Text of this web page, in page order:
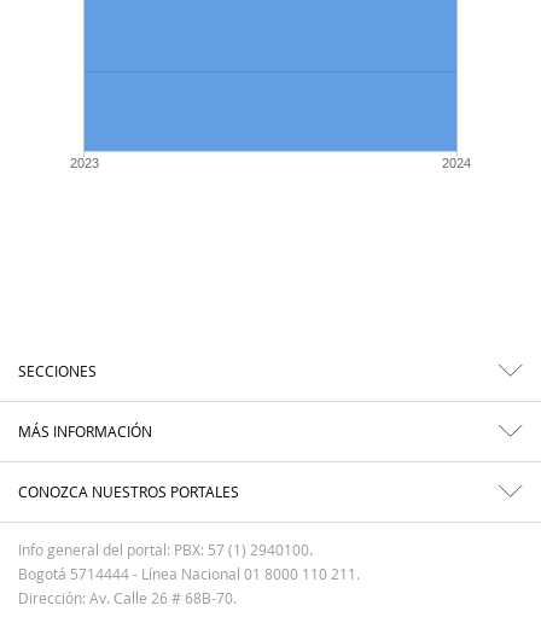
2023 2024
SECCIONES
MÁS INFORMACIÓN
CONOZCA NUESTROS PORTALES
Info general del portal: PBX: 57 (1) 2940100.
Bogotá 5714444 - Línea Nacional 01 8000 110 211.
Dirección: Av. Calle 26 # 68B-70.